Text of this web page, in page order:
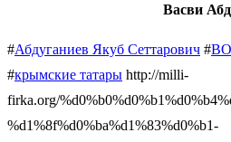
Васви
#Абдуганиев Якуб Сеттарович #
#крымские татары http://milli-
firka.org/
%d1%8f%d0%ba%d1%83%d0%b1-